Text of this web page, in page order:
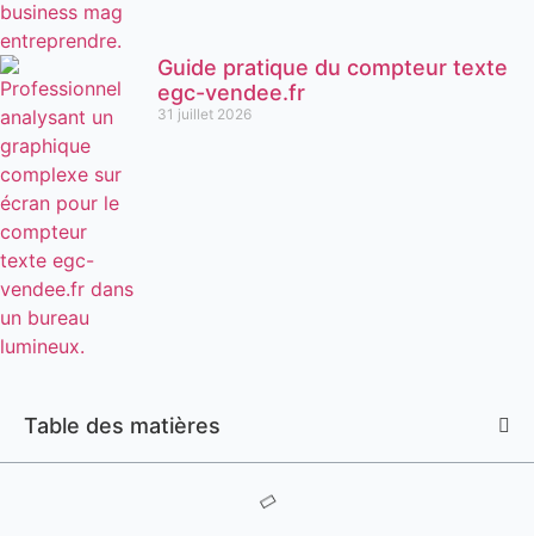
Guide pratique du compteur texte
egc-vendee.fr
31 juillet 2026
Table des matières